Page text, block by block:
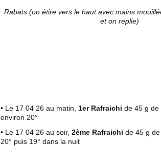
Rabats (on étire vers le haut avec mains
et on replie)
• Le 17 04 26 au matin, 1er Rafraichi de 45 g de
environ 20°
• Le 17 04 26 au soir, 2ème Rafraichi de 45 g de
20° puis 19° dans la nuit